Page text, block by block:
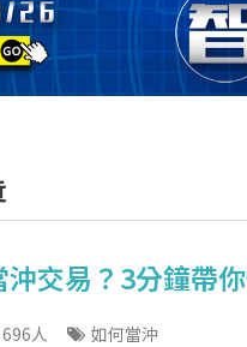
交易？3分鐘帶
696人 如何當沖